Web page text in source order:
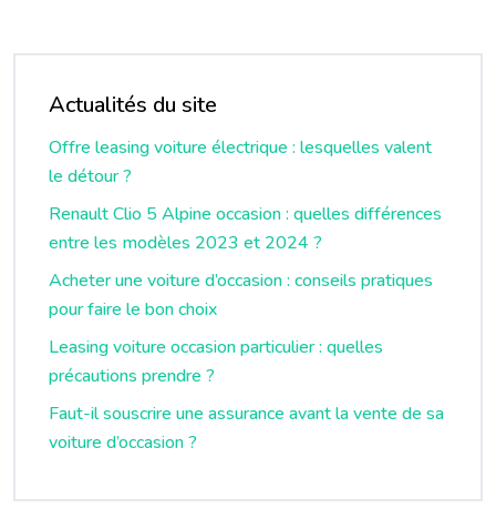
Actualités du site
Offre leasing voiture électrique : lesquelles valent
le détour ?
Renault Clio 5 Alpine occasion : quelles différences
entre les modèles 2023 et 2024 ?
Acheter une voiture d’occasion : conseils pratiques
pour faire le bon choix
Leasing voiture occasion particulier : quelles
précautions prendre ?
Faut-il souscrire une assurance avant la vente de sa
voiture d’occasion ?